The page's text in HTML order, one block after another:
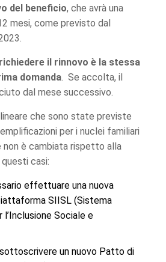
del beneficio, che avrà una
mesi, come previsto dal
il rinnovo è la stessa
domanda. Se accolta, il
dal mese successivo.
che sono state previste
per i nuclei familiari
non è cambiata rispetto alla
questi casi:
effettuare una nuova
SIISL (Sistema
l’Inclusione Sociale e
un nuovo Patto di